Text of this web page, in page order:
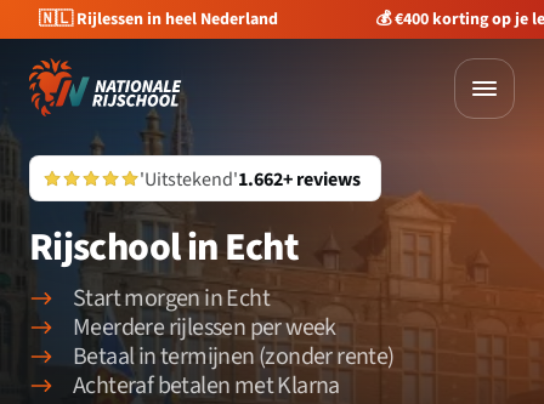
🇳🇱 Rijlessen in heel Nederland 💰 €400 korting op je
'Uitstekend'1.662+ reviews
Rijschool in Echt
Start morgen in Echt
Meerdere rijlessen per week
Betaal in termijnen (zonder rente)
Achteraf betalen met Klarna